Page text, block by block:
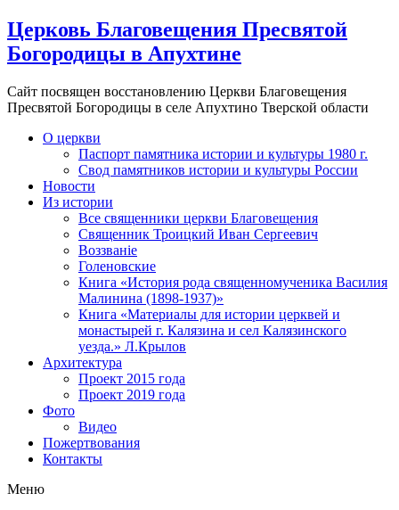
Церковь Благовещения Пресвятой
Богородицы в Апухтине
Сайт посвящен восстановлению Церкви Благовещения
Пресвятой Богородицы в селе Апухтино Тверской области
О церкви
Паспорт памятника истории и культуры 1980 г.
Свод памятников истории и культуры России
Новости
Из истории
Все священники церкви Благовещения
Священник Троицкий Иван Сергеевич
Воззванiе
Голеновские
Книга «История рода священномученика Василия
Малинина (1898-1937)»
Книга «Материалы для истории церквей и
монастырей г. Калязина и сел Калязинского
уезда.» Л.Крылов
Архитектура
Проект 2015 года
Проект 2019 года
Фото
Видео
Пожертвования
Контакты
Меню